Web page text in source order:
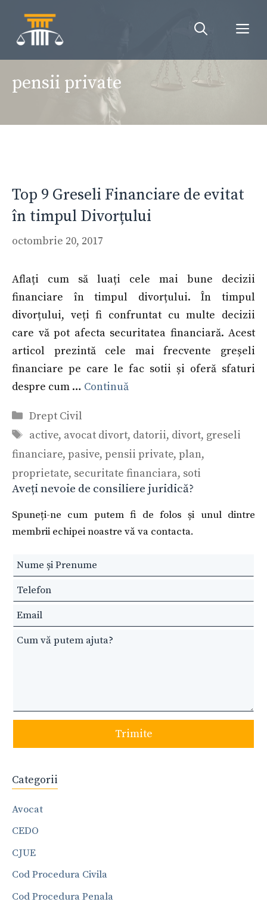
conținut
pensii private
Top 9 Greseli Financiare de evitat
în timpul Divorțului
octombrie 20, 2017
Aflați cum să luați cele mai bune decizii
financiare în timpul divorțului. În timpul
divorțului, veți fi confruntat cu multe decizii
care vă pot afecta securitatea financiară. Acest
articol prezintă cele mai frecvente greșeli
financiare pe care le fac sotii și oferă sfaturi
despre cum … Continuă
Categorii
Drept Civil
Etichete
active, avocat divort, datorii, divort, greseli
financiare, pasive, pensii private, plan,
proprietate, securitate financiara, soti
Aveți nevoie de consiliere juridică?
Spuneți-ne cum putem fi de folos și unul dintre
membrii echipei noastre vă va contacta.
Leave
this
field
blank
Trimite
Categorii
Avocat
CEDO
CJUE
Cod Procedura Civila
Cod Procedura Penala